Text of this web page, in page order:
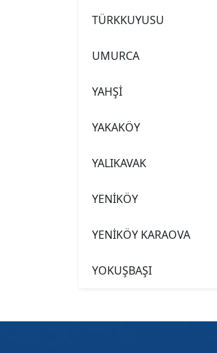
TÜRKKUYUSU
UMURCA
YAHŞİ
YAKAKÖY
YALIKAVAK
YENİKÖY
YENİKÖY KARAOVA
YOKUŞBAŞI